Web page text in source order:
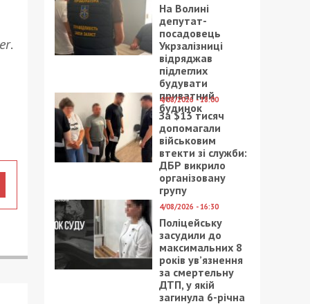
.
На Волині
депутат-
посадовець
Укрзалізниці
відряджав
підлеглих
будувати
приватний
будинок
4/08/2026 - 18:00
За $13 тисяч
допомагали
військовим
втекти зі служби:
ДБР викрило
організовану
групу
4/08/2026 - 16:30
Поліцейську
засудили до
максимальних 8
років ув’язнення
за смертельну
ДТП, у якій
загинула 6-річна